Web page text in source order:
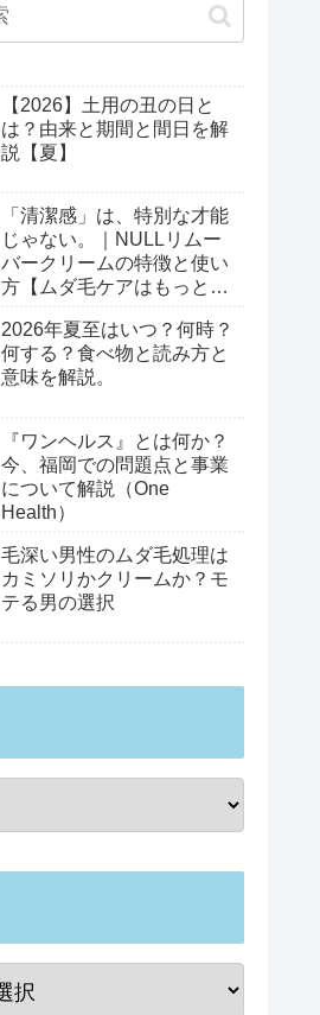
【2026】土用の丑の日と
は？由来と期間と間日を解
説【夏】
「清潔感」は、特別な才能
じゃない。｜NULLリムー
バークリームの特徴と使い
方【ムダ毛ケアはもっと簡
2026年夏至はいつ？何時？
何する？食べ物と読み方と
意味を解説。
『ワンヘルス』とは何か？
今、福岡での問題点と事業
について解説（One
Health）
毛深い男性のムダ毛処理は
カミソリかクリームか？モ
テる男の選択